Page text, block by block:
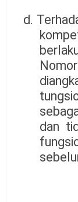
d.
dan